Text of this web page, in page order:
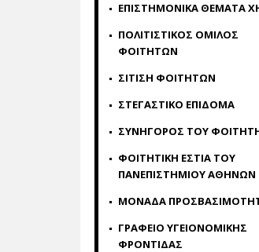
ΕΠΙΣΤΗΜΟΝΙΚΑ ΘΕΜΑΤΑ
ΠΟΛΙΤΙΣΤΙΚΟΣ ΟΜΙΛΟΣ
ΦΟΙΤΗΤΩΝ
ΣΙΤΙΣΗ ΦΟΙΤΗΤΩΝ
ΣΤΕΓΑΣΤΙΚΟ ΕΠΙΔΟΜΑ
ΣΥΝΗΓΟΡΟΣ ΤΟΥ
ΦΟΙΤΗΤΙΚΗ ΕΣΤΙΑ ΤΟΥ
ΠΑΝΕΠΙΣΤΗΜΙΟΥ ΑΘΗΝΩΝ
ΜΟΝΑΔΑ
ΓΡΑΦΕΙΟ ΥΓΕΙΟΝΟΜΙΚΗΣ
ΦΡΟΝΤΙΔΑΣ